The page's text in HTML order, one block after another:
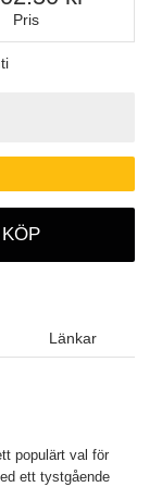
Pris
KÖP
Länkar
populärt val för
ett tystgående